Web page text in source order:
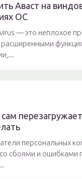
Аваст на
ОС
— это неплохое
расширенными
персональных
сбоями и ошибками